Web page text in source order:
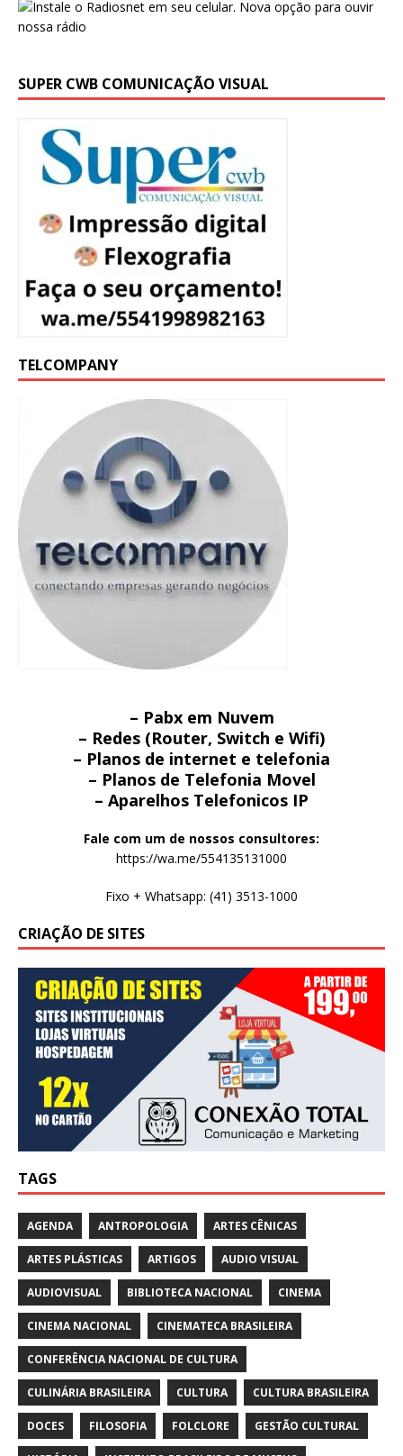
SUPER CWB COMUNICAÇÃO VISUAL
TELCOMPANY
– Pabx em Nuvem
– Redes (Router, Switch e Wifi)
– Planos de internet e telefonia
– Planos de Telefonia Movel
– Aparelhos Telefonicos IP
Fale com um de nossos consultores:
https://wa.me/554135131000
Fixo + Whatsapp: (41) 3513-1000
CRIAÇÃO DE SITES
TAGS
AGENDA ANTROPOLOGIA ARTES CÊNICAS
ARTES PLÁSTICAS ARTIGOS AUDIO VISUAL
AUDIOVISUAL BIBLIOTECA NACIONAL CINEMA
CINEMA NACIONAL CINEMATECA BRASILEIRA
CONFERÊNCIA NACIONAL DE CULTURA
CULINÁRIA BRASILEIRA CULTURA CULTURA BRASILEIRA
DOCES FILOSOFIA FOLCLORE GESTÃO CULTURAL